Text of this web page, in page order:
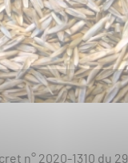
n° 2020-1310 du 29